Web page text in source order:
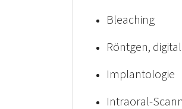
Bleaching
Röntgen, digital
Implantologie
Intraoral-